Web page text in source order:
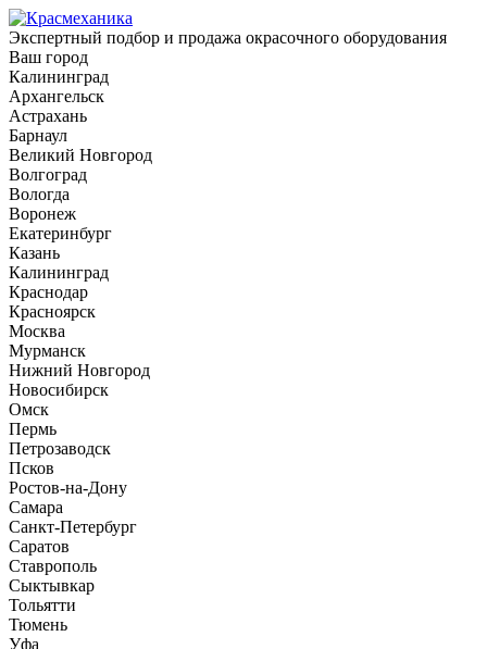
Экспертный подбор и продажа окрасочного оборудования
Ваш город
Калининград
Архангельск
Астрахань
Барнаул
Великий Новгород
Волгоград
Вологда
Воронеж
Екатеринбург
Казань
Калининград
Краснодар
Красноярск
Москва
Мурманск
Нижний Новгород
Новосибирск
Омск
Пермь
Петрозаводск
Псков
Ростов-на-Дону
Самара
Санкт-Петербург
Саратов
Ставрополь
Сыктывкар
Тольятти
Тюмень
Уфа